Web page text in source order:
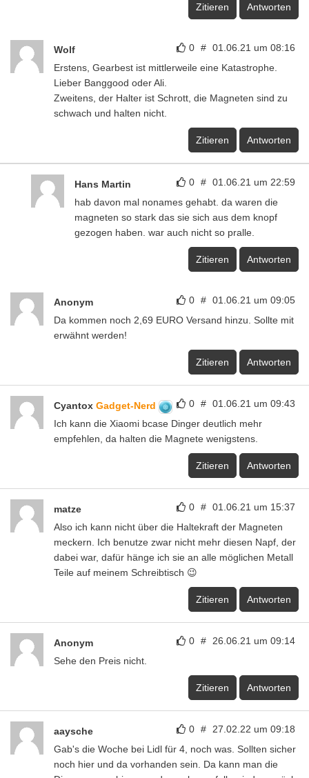
Zitieren Antworten
0 # 01.06.21 um 08:16
Wolf
Erstens, Gearbest ist mittlerweile eine Katastrophe.
Lieber Banggood oder Ali.
Zweitens, der Halter ist Schrott, die Magneten sind zu
schwach und halten nicht.
Zitieren Antworten
0 # 01.06.21 um 22:59
Hans Martin
hab davon mal nonames gehabt. da waren die
magneten so stark das sie sich aus dem knopf
gezogen haben. war auch nicht so pralle.
Zitieren Antworten
0 # 01.06.21 um 09:05
Anonym
Da kommen noch 2,69 EURO Versand hinzu. Sollte mit
erwähnt werden!
Zitieren Antworten
0 # 01.06.21 um 09:43
Cyantox Gadget-Nerd
Ich kann die Xiaomi bcase Dinger deutlich mehr
empfehlen, da halten die Magnete wenigstens.
Zitieren Antworten
0 # 01.06.21 um 15:37
matze
Also ich kann nicht über die Haltekraft der Magneten
meckern. Ich benutze zwar nicht mehr diesen Napf, der
dabei war, dafür hänge ich sie an alle möglichen Metall
Teile auf meinem Schreibtisch 😉
Zitieren Antworten
0 # 26.06.21 um 09:14
Anonym
Sehe den Preis nicht.
Zitieren Antworten
0 # 27.02.22 um 09:18
aaysche
Gab's die Woche bei Lidl für 4, noch was. Sollten sicher
noch hier und da vorhanden sein. Da kann man die